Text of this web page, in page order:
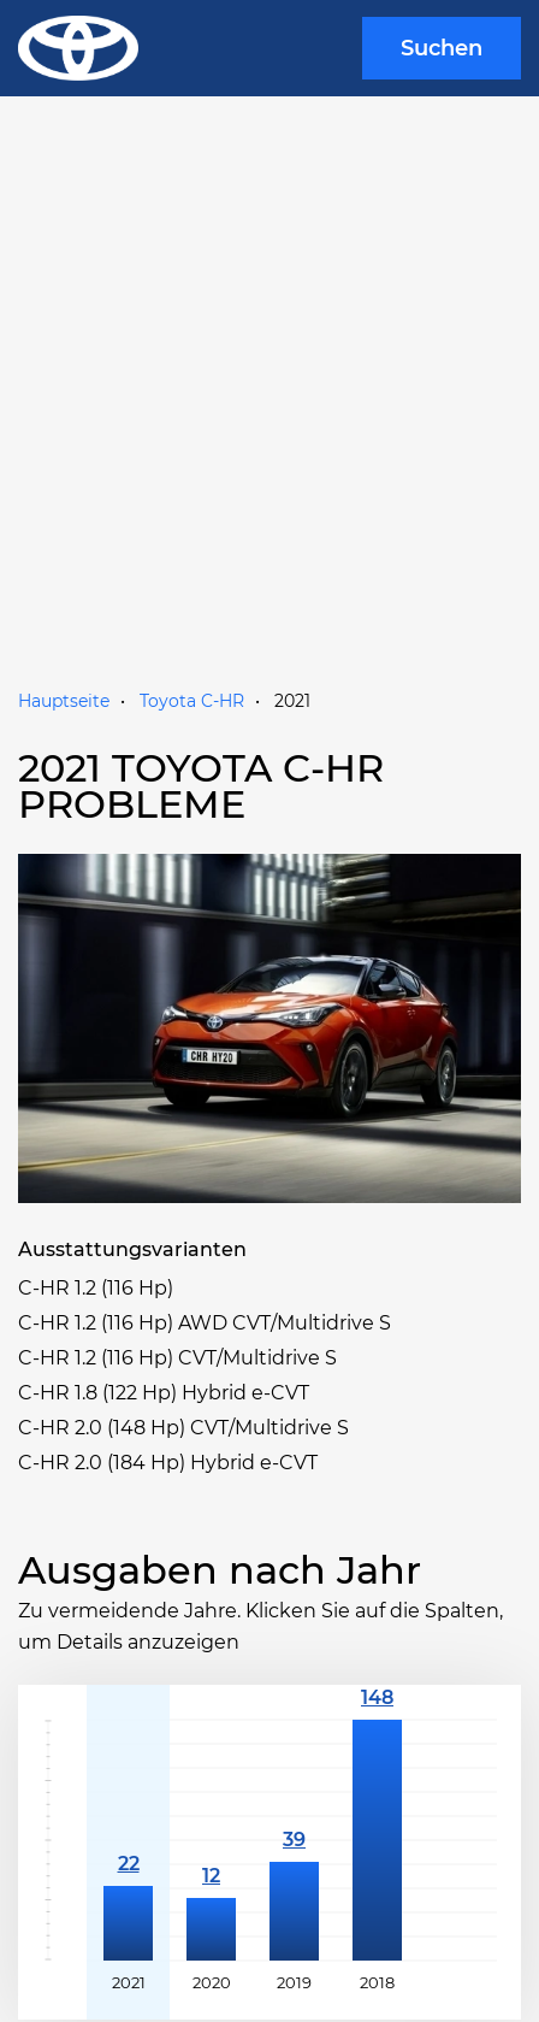
Suchen
Hauptseite Toyota C-HR 2021
2021 TOYOTA C-HR
PROBLEME
Ausstattungsvarianten
C-HR 1.2 (116 Hp)
C-HR 1.2 (116 Hp) AWD CVT/Multidrive S
C-HR 1.2 (116 Hp) CVT/Multidrive S
C-HR 1.8 (122 Hp) Hybrid e-CVT
C-HR 2.0 (148 Hp) CVT/Multidrive S
C-HR 2.0 (184 Hp) Hybrid e-CVT
Ausgaben nach Jahr
Zu vermeidende Jahre. Klicken Sie auf die Spalten,
um Details anzuzeigen
2021 2020 2019 2018